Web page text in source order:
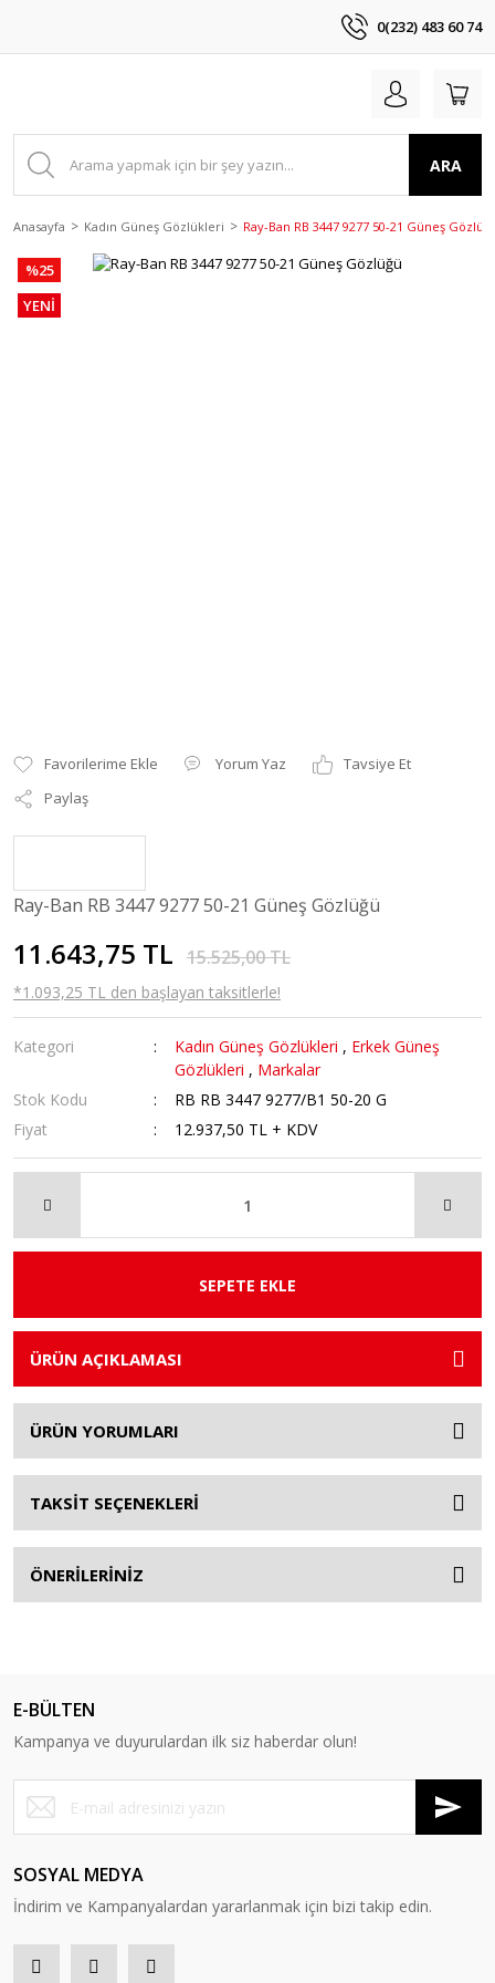
0(232) 483 60 74
ARA
Anasayfa Kadın Güneş Gözlükleri Ray-Ban RB 3447 9277 50-21 Güneş
%25
YENİ
Yorum Yaz
Tavsiye Et
Paylaş
Ray-Ban RB 3447 9277 50-21 Güneş Gözlüğü
11.643,75 TL 15.525,00 TL
*1.093,25 TL den başlayan taksitlerle!
Kategori Kadın Güneş Gözlükleri , Erkek Güneş
Gözlükleri , Markalar
Stok Kodu
RB RB 3447 9277/B1 50-20 G
Fiyat
12.937,50 TL + KDV
SEPETE EKLE
ÜRÜN AÇIKLAMASI
ÜRÜN YORUMLARI
TAKSİT SEÇENEKLERİ
ÖNERİLERİNİZ
E-BÜLTEN
Kampanya ve duyurulardan ilk siz haberdar olun!
SOSYAL MEDYA
İndirim ve Kampanyalardan yararlanmak için bizi takip edin.